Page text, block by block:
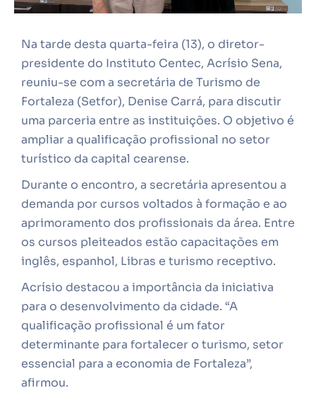
Na tarde desta quarta-feira (13), o diretor-
presidente do Instituto Centec, Acrísio Sena,
reuniu-se com a secretária de Turismo de
Fortaleza (Setfor), Denise Carrá, para discutir
uma parceria entre as instituições. O objetivo é
ampliar a qualificação profissional no setor
turístico da capital cearense.
Durante o encontro, a secretária apresentou a
demanda por cursos voltados à formação e ao
aprimoramento dos profissionais da área. Entre
os cursos pleiteados estão capacitações em
inglês, espanhol, Libras e turismo receptivo.
Acrísio destacou a importância da iniciativa
para o desenvolvimento da cidade. “A
qualificação profissional é um fator
determinante para fortalecer o turismo, setor
essencial para a economia de Fortaleza”,
afirmou.